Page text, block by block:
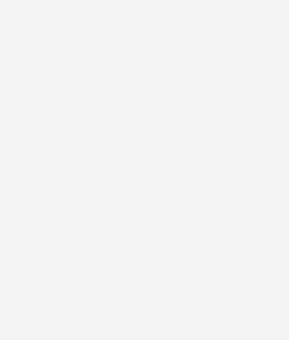
Hans Michael Bock/Ernst
Auflage, 360 Seiten, Softcover,
Verlag,
BVFR000